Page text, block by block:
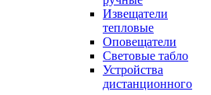
Извещатели
тепловые
Оповещатели
Световые табло
Устройства
дистанционного